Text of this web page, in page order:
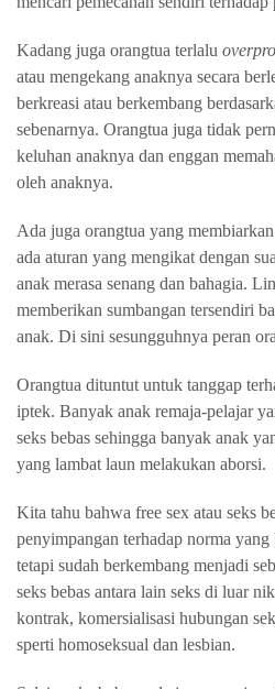
Kadang juga orangtua terlalu
atau mengekang anaknya secara
berkreasi atau berkembang
sebenarnya. Orangtua juga tidak
keluhan anaknya dan enggan
oleh anaknya.
Ada juga orangtua yang
ada aturan yang mengikat dengan
anak merasa senang dan bahagia.
memberikan sumbangan tersendiri
anak. Di sini sesungguhnya peran
Orangtua dituntut untuk tanggap
iptek. Banyak anak remaja-pelajar
seks bebas sehingga banyak anak
yang lambat laun melakukan aborsi.
Kita tahu bahwa free sex atau seks
penyimpangan terhadap norma
tetapi sudah berkembang menjadi
seks bebas antara lain seks di luar
kontrak, komersialisasi hubungan
sperti homoseksual dan lesbian.